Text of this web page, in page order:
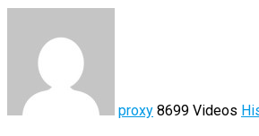
proxy 8699 Videos